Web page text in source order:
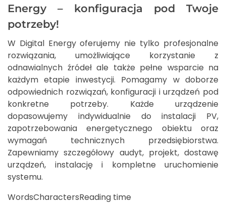
Energy – konfiguracja pod Twoje
potrzeby!
W Digital Energy oferujemy nie tylko profesjonalne
rozwiązania, umożliwiające korzystanie z
odnawialnych źródeł ale także pełne wsparcie na
każdym etapie inwestycji. Pomagamy w doborze
odpowiednich rozwiązań, konfiguracji i urządzeń pod
konkretne potrzeby. Każde urządzenie
dopasowujemy indywidualnie do instalacji PV,
zapotrzebowania energetycznego obiektu oraz
wymagań technicznych przedsiębiorstwa.
Zapewniamy szczegółowy audyt, projekt, dostawę
urządzeń, instalację i kompletne uruchomienie
systemu.
WordsCharactersReading time